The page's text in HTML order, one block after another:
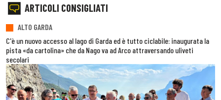
ARTICOLI CONSIGLIATI
ALTO GARDA
C'è un nuovo accesso al lago di Garda ed è tutto ciclabile: inaugurata la
pista «da cartolina» che da Nago va ad Arco attraversando uliveti
secolari